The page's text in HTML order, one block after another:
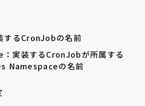
するCronJobの名前
実装するCronJobが所属する
Namespaceの名前